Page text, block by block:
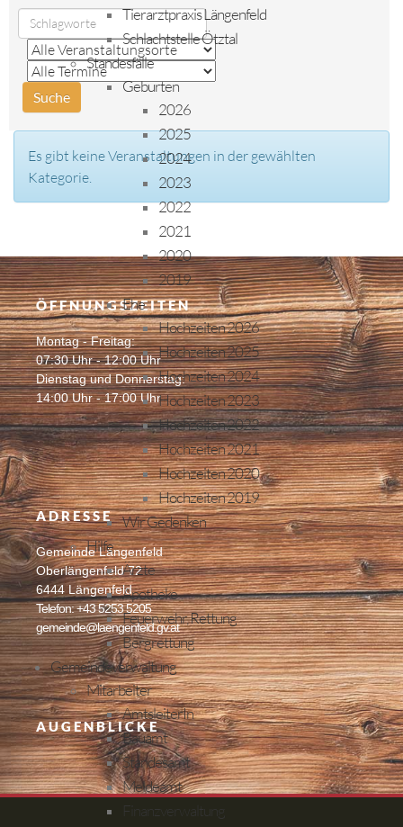
Tierarztpraxis Längenfeld
Schlachtstelle Ötztal
Standesfälle
Geburten
2026
2025
2024
2023
2022
2021
2020
2019
Ehe
Hochzeiten 2026
Hochzeiten 2025
Hochzeiten 2024
Hochzeiten 2023
Hochzeiten 2022
Hochzeiten 2021
Hochzeiten 2020
Hochzeiten 2019
Wir Gedenken
Hilfe
Ärzte
Apotheke
Feuerwehr, Rettung
Bergrettung
Gemeindeverwaltung
Mitarbeiter
AmtsleiterIn
Bauamt
Standesamt
Meldeamt
Finanzverwaltung
Es gibt keine Veranstaltungen in der gewählten
Kategorie.
ÖFFNUNGSZEITEN
Montag - Freitag:
07:30 Uhr - 12:00 Uhr
Dienstag und Donnerstag:
14:00 Uhr - 17:00 Uhr
ADRESSE
Gemeinde Längenfeld
Oberlängenfeld 72
6444 Längenfeld
Telefon: +43 5253 5205
gemeinde@laengenfeld.gv.at
AUGENBLICKE